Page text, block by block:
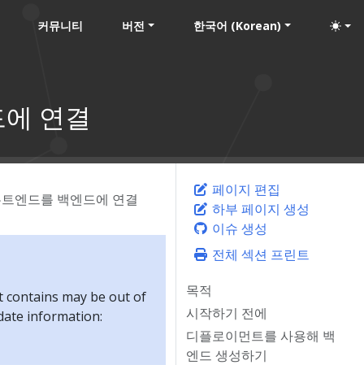
커뮤니티 버전 한국어 (Korean)
연결
페이지 편집
하부 페이지 생성
이슈 생성
전체 섹션 프린트
목적
시작하기 전에
디플로이먼트를 사용해 백
엔드 생성하기
엔드를 백엔드에 연결
may be out of
information: